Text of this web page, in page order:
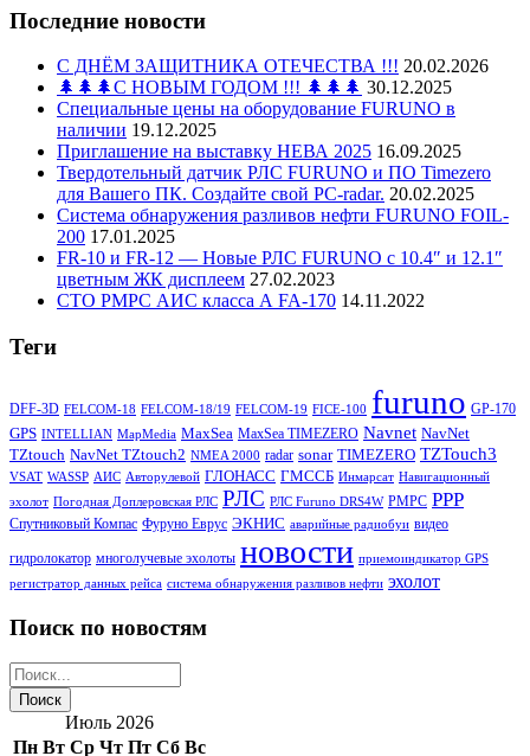
Последние новости
С ДНЁМ ЗАЩИТНИКА ОТЕЧЕСТВА !!! 20.02.2026
🌲🌲🌲С НОВЫМ ГОДОМ !!! 🌲🌲🌲 30.12.2025
Специальные цены на оборудование FURUNO в
наличии 19.12.2025
Приглашение на выставку НЕВА 2025 16.09.2025
Твердотельный датчик РЛС FURUNO и ПО Timezero
для Вашего ПК. Создайте свой PC-radar. 20.02.2025
Система обнаружения разливов нефти FURUNO FOIL-
200 17.01.2025
FR-10 и FR-12 — Новые РЛС FURUNO c 10.4″ и 12.1″
цветным ЖК дисплеем 27.02.2023
СТО РМРС АИС класса А FA-170 14.11.2022
Теги
DFF-3D FELCOM-18 FELCOM-18/19 FELCOM-19 FICE-100 furuno GP-170
GPS INTELLIAN MapMedia MaxSea MaxSea TIMEZERO Navnet NavNet
TZtouch NavNet TZtouch2 NMEA 2000 radar sonar TIMEZERO TZTouch3
VSAT WASSP АИС Авторулевой ГЛОНАСС ГМССБ Инмарсат Навигационный
эхолот Погодная Доплеровская РЛС РЛС РЛС Furuno DRS4W РМРС РРР
Спутниковый Компас Фуруно Еврус ЭКНИС аварийные радиобуи видео
гидролокатор многолучевые эхолоты новости приемоиндикатор GPS
регистратор данных рейса система обнаружения разливов нефти эхолот
Поиск по новостям
Июль 2026
Пн Вт Ср Чт Пт Сб Вс